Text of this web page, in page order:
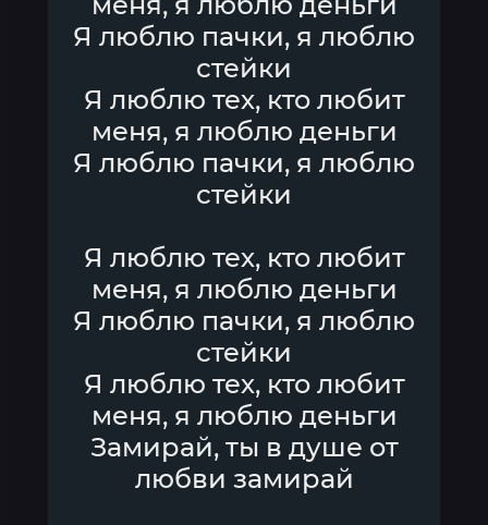
Я люблю пачки, я люблю
стейки
Я люблю тех, кто любит
меня, я люблю деньги
Я люблю пачки, я люблю
стейки
Я люблю тех, кто любит
меня, я люблю деньги
Я люблю пачки, я люблю
стейки
Я люблю тех, кто любит
меня, я люблю деньги
Замирай, ты в душе от
любви замирай